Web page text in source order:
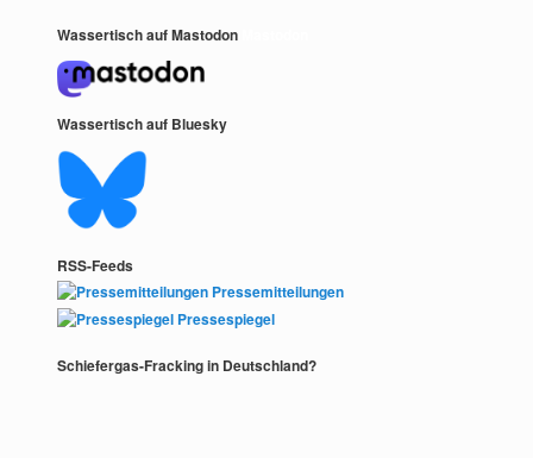
Wassertisch auf Mastodon
Wassertisch auf Bluesky
RSS-Feeds
Pressemitteilungen
Pressespiegel
Schiefergas-Fracking in Deutschland?